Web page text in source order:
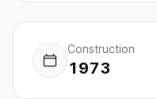
Construction
1973